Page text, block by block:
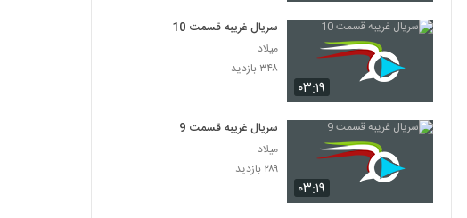
۰۳:۱۹
سریال غریبه قسمت 10
میلاد
۳۴۸ بازدید
۰۳:۱۹
سریال غریبه قسمت 9
میلاد
۲۸۹ بازدید